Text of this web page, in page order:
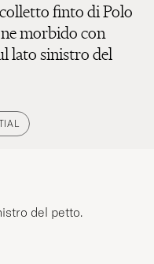
finto di Polo
morbido con
lato sinistro del
del petto.